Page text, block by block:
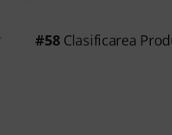
#58Clasificarea